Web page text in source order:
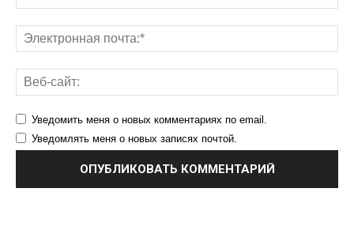
Уведомить меня о новых комментариях по email.
Уведомлять меня о новых записях почтой.